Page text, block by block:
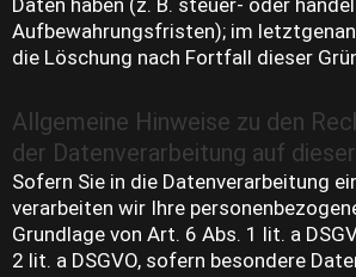
Daten haben (z. B. steuer- oder
Aufbewahrungsfristen); im
die Löschung nach Fortfall dieser
Allgemeine Hinweise zu den
der Datenverarbeitung auf
Sofern Sie in die Datenverarbeitung
verarbeiten wir Ihre
Grundlage von Art. 6 Abs. 1 lit. a
2 lit. a DSGVO, sofern besondere